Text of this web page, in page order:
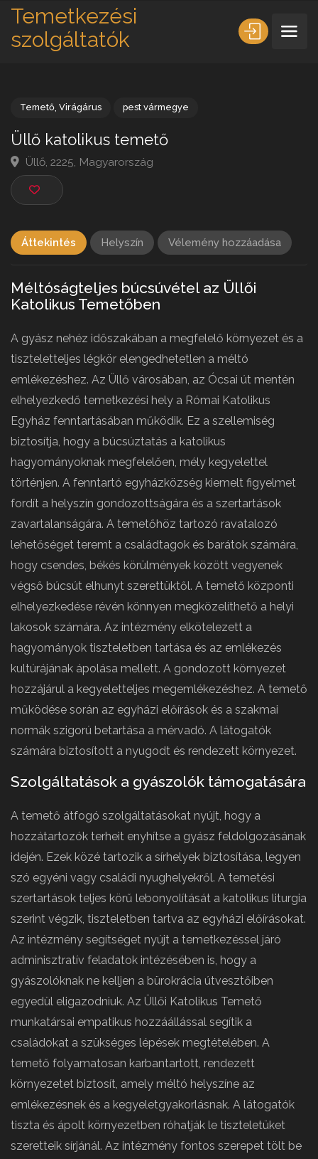
Temetkezési
szolgáltatók
Üllő katolikus temető
Üllő, 2225, Magyarország
Áttekintés Helyszín Vélemény hozzáadása
Méltóságteljes búcsúvétel az Üllői
Katolikus Temetőben
A gyász nehéz időszakában a megfelelő környezet és a
tiszteletteljes légkör elengedhetetlen a méltó
emlékezéshez. Az Üllő városában, az Ócsai út mentén
elhelyezkedő temetkezési hely a Római Katolikus
Egyház fenntartásában működik. Ez a szellemiség
biztosítja, hogy a búcsúztatás a katolikus
hagyományoknak megfelelően, mély kegyelettel
történjen. A fenntartó egyházközség kiemelt figyelmet
fordít a helyszín gondozottságára és a szertartások
zavartalanságára. A temetőhöz tartozó ravatalozó
lehetőséget teremt a családtagok és barátok számára,
hogy csendes, békés körülmények között vegyenek
végső búcsút elhunyt szerettüktől. A temető központi
elhelyezkedése révén könnyen megközelíthető a helyi
lakosok számára. Az intézmény elkötelezett a
hagyományok tiszteletben tartása és az emlékezés
kultúrájának ápolása mellett. A gondozott környezet
hozzájárul a kegyeletteljes megemlékezéshez. A temető
működése során az egyházi előírások és a szakmai
normák szigorú betartása a mérvadó. A látogatók
számára biztosított a nyugodt és rendezett környezet.
Szolgáltatások a gyászolók támogatására
A temető átfogó szolgáltatásokat nyújt, hogy a
hozzátartozók terheit enyhítse a gyász feldolgozásának
idején. Ezek közé tartozik a sírhelyek biztosítása, legyen
szó egyéni vagy családi nyughelyekről. A temetési
szertartások teljes körű lebonyolítását a katolikus liturgia
szerint végzik, tiszteletben tartva az egyházi előírásokat.
Az intézmény segítséget nyújt a temetkezéssel járó
adminisztratív feladatok intézésében is, hogy a
gyászolóknak ne kelljen a bürokrácia útvesztőiben
egyedül eligazodniuk. Az Üllői Katolikus Temető
munkatársai empatikus hozzáállással segítik a
családokat a szükséges lépések megtételében. A
temető folyamatosan karbantartott, rendezett
környezetet biztosít, amely méltó helyszíne az
emlékezésnek és a kegyeletgyakorlásnak. A látogatók
tiszta és ápolt környezetben róhatják le tiszteletüket
szeretteik sírjánál. Az intézmény fontos szerepet tölt be